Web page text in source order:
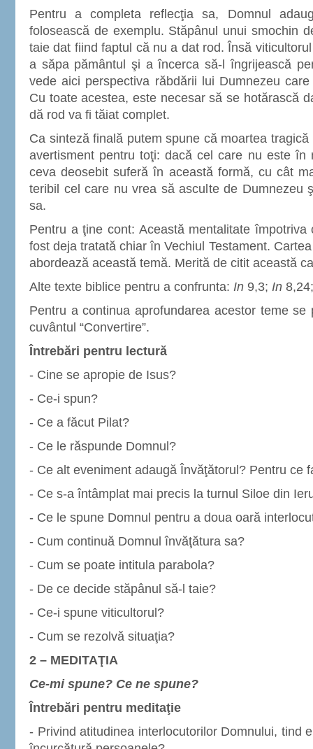
Pentru a completa reflecţia sa, Domnul
folosească de exemplu. Stăpânul unui smochin
taie dat fiind faptul că nu a dat rod. Însă
a săpa pământul şi a încerca să-l îngrijească
vede aici perspectiva răbdării lui Dumnezeu
Cu toate acestea, este necesar să se hotărască
dă rod va fi tăiat complet.
Ca sinteză finală putem spune că moartea
avertisment pentru toţi: dacă cel care nu este în
ceva deosebit suferă în această formă, cu cât
teribil cel care nu vrea să asculte de Dumnezeu
sa.
Pentru a ţine cont: Această mentalitate împotriva
fost deja tratată chiar în Vechiul Testament.
abordează această temă. Merită de citit această
Alte texte biblice pentru a confrunta: In 9,3; In
Pentru a continua aprofundarea acestor teme
cuvântul “Convertire”.
Întrebări pentru lectură
- Cine se apropie de Isus?
- Ce-i spun?
- Ce a făcut Pilat?
- Ce le răspunde Domnul?
- Ce alt eveniment adaugă Învăţătorul? Pentru ce
- Ce s-a întâmplat mai precis la turnul Siloe din
- Ce le spune Domnul pentru a doua oară
- Cum continuă Domnul învăţătura sa?
- Cum se poate intitula parabola?
- De ce decide stăpânul să-l taie?
- Ce-i spune viticultorul?
- Cum se rezolvă situaţia?
2 – MEDITAŢIA
Ce-mi spune? Ce ne spune?
Întrebări pentru meditaţie
- Privind atitudinea interlocutorilor Domnului, tind